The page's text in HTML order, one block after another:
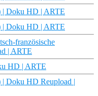
| Doku HD | ARTE
| Doku HD | ARTE
französische
| ARTE
HD | ARTE
| Doku HD Reupload |